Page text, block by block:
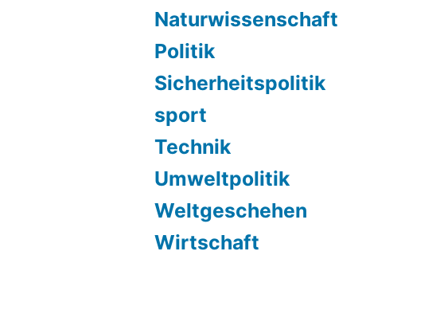
Naturwissenschaft
Politik
Sicherheitspolitik
sport
Technik
Umweltpolitik
Weltgeschehen
Wirtschaft